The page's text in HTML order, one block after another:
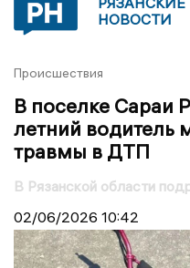
НОВОСТИ
Происшествия
В поселке Сараи
летний водитель
травмы в ДТП
В Рязанской области
02/06/2026 10:42